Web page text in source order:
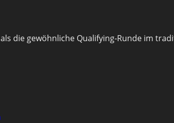
die gewöhnliche Qualifying-Runde im